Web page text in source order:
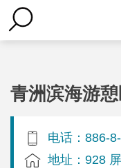
青洲滨海游憩
电话：886-
地址：928